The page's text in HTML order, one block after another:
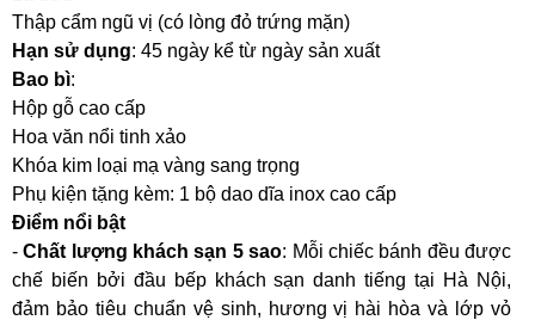
Thập cẩm ngũ vị (có lòng đỏ trứng mặn)
Hạn sử dụng: 45 ngày kể từ ngày sản xuất
Bao bì:
Hộp gỗ cao cấp
Hoa văn nổi tinh xảo
Khóa kim loại mạ vàng sang trọng
Phụ kiện tặng kèm: 1 bộ dao dĩa inox cao cấp
Điểm nổi bật
-Chất lượng khách sạn 5 sao: Mỗi chiếc bánh đều được
chế biến bởi đầu bếp khách sạn danh tiếng tại Hà Nội,
đảm bảo tiêu chuẩn vệ sinh, hương vị hài hòa và lớp vỏ